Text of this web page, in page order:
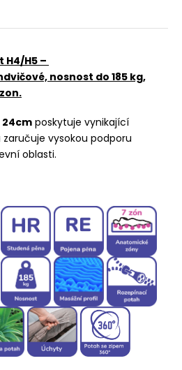
H4/H5 –
nosnost do 185 kg,
24cm poskytuje vynikající
vysokou podporu
oblasti.